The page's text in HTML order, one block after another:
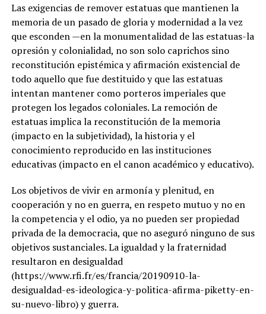
Las exigencias de remover estatuas que mantienen la
memoria de un pasado de gloria y modernidad a la vez
que esconden —en la monumentalidad de las estatuas-la
opresión y colonialidad, no son solo caprichos sino
reconstitución epistémica y afirmación existencial de
todo aquello que fue destituido y que las estatuas
intentan mantener como porteros imperiales que
protegen los legados coloniales. La remoción de
estatuas implica la reconstitución de la memoria
(impacto en la subjetividad), la historia y el
conocimiento reproducido en las instituciones
educativas (impacto en el canon académico y educativo).
Los objetivos de vivir en armonía y plenitud, en
cooperación y no en guerra, en respeto mutuo y no en
la competencia y el odio, ya no pueden ser propiedad
privada de la democracia, que no aseguró ninguno de sus
objetivos sustanciales. La igualdad y la fraternidad
resultaron en desigualdad
(https://www.rfi.fr/es/francia/20190910-la-
desigualdad-es-ideologica-y-politica-afirma-piketty-en-
su-nuevo-libro) y guerra.